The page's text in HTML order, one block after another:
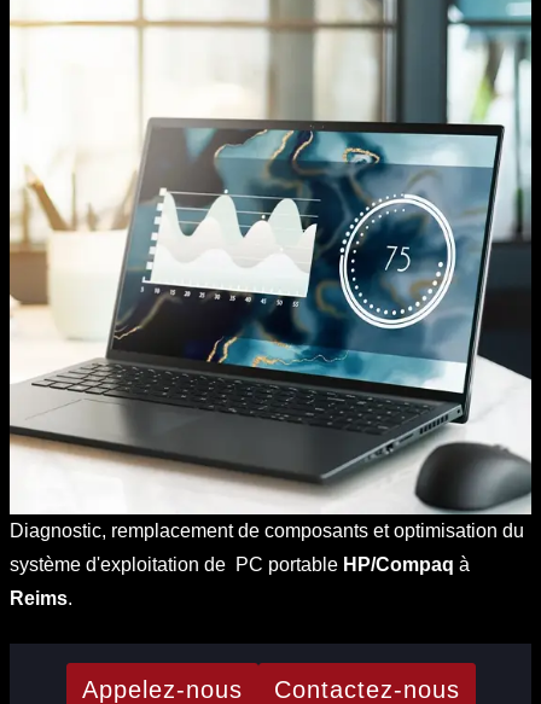
Diagnostic, remplacement de composants et optimisation du
système d'exploitation de PC portable HP/Compaq à
Reims.
Appelez-nous
Contactez-nous